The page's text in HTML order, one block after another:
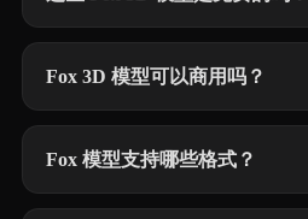
Fox 3D 模型可以商用吗？
Fox 模型支持哪些格式？